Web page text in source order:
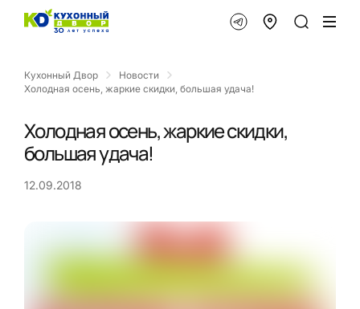
Кухонный Двор
Новости
Холодная осень, жаркие скидки, большая удача!
Холодная осень, жаркие скидки,
большая удача!
12.09.2018